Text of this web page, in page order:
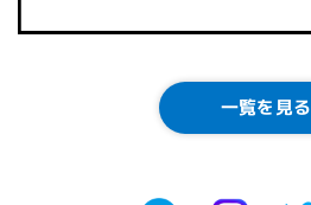
一覧を見る